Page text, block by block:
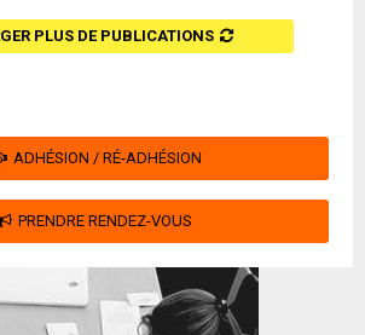
PLUS DE PUBLICATIONS
ADHÉSION / RÉ-ADHÉSION
PRENDRE RENDEZ-VOUS